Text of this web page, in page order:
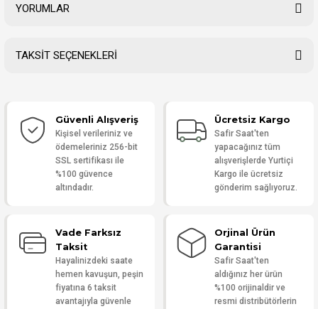
YORUMLAR
Yorum Yaz
TAKSİT SEÇENEKLERİ
Güvenli Alışveriş
Kişisel verileriniz ve
ödemeleriniz 256-bit
SSL sertifikası ile
%100 güvence
altındadır.
Ücretsiz Kargo
Safir Saat'ten
yapacağınız tüm
alışverişlerde Yurtiçi
Kargo ile ücretsiz
gönderim sağlıyoruz.
Vade Farksız
Taksit
Hayalinizdeki saate
hemen kavuşun, peşin
fiyatına 6 taksit
avantajıyla güvenle
Orjinal Ürün
Garantisi
Safir Saat'ten
aldığınız her ürün
%100 orijinaldir ve
resmi distribütörlerin